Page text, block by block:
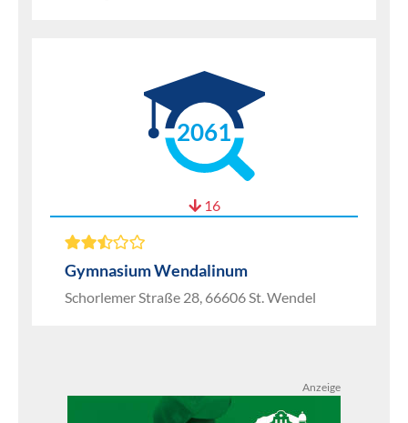
2061
16
Gymnasium Wendalinum
Schorlemer Straße 28, 66606 St. Wendel
Anzeige